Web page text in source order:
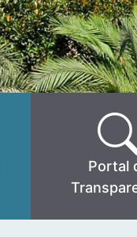
Portal